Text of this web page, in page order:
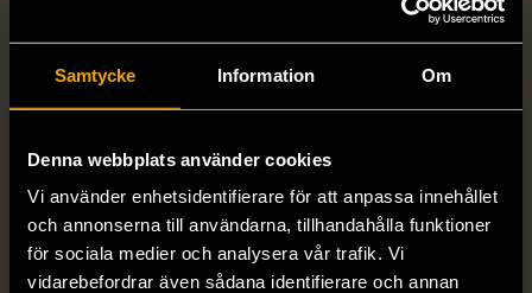
Samtycke Information Om
Denna webbplats använder cookies
Vi använder enhetsidentifierare för att anpassa innehållet
och annonserna till användarna, tillhandahålla funktioner
för sociala medier och analysera vår trafik. Vi
vidarebefordrar även sådana identifierare och annan
Skick Mycket gott skick
Produkten är sparsamt använd, är av fin
förslitningar.
Läs mer om hur vi bedömer